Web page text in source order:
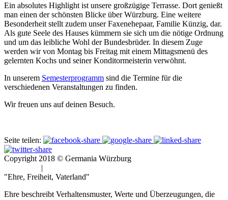
Ein absolutes Highlight ist unsere großzügige Terrasse. Dort genießt
man einen der schönsten Blicke über Würzburg. Eine weitere
Besonderheit stellt zudem unser Faxenehepaar, Familie Künzig, dar.
Als gute Seele des Hauses kümmern sie sich um die nötige Ordnung
und um das leibliche Wohl der Bundesbrüder. In diesem Zuge
werden wir von Montag bis Freitag mit einem Mittagsmenü des
gelernten Kochs und seiner Konditormeisterin verwöhnt.
In unserem Semesterprogramm sind die Termine für die
verschiedenen Veranstaltungen zu finden.
Wir freuen uns auf deinen Besuch.
Seite teilen:
Copyright 2018 © Germania Würzburg
|
"Ehre, Freiheit, Vaterland"
Ehre beschreibt Verhaltensmuster, Werte und Überzeugungen, die